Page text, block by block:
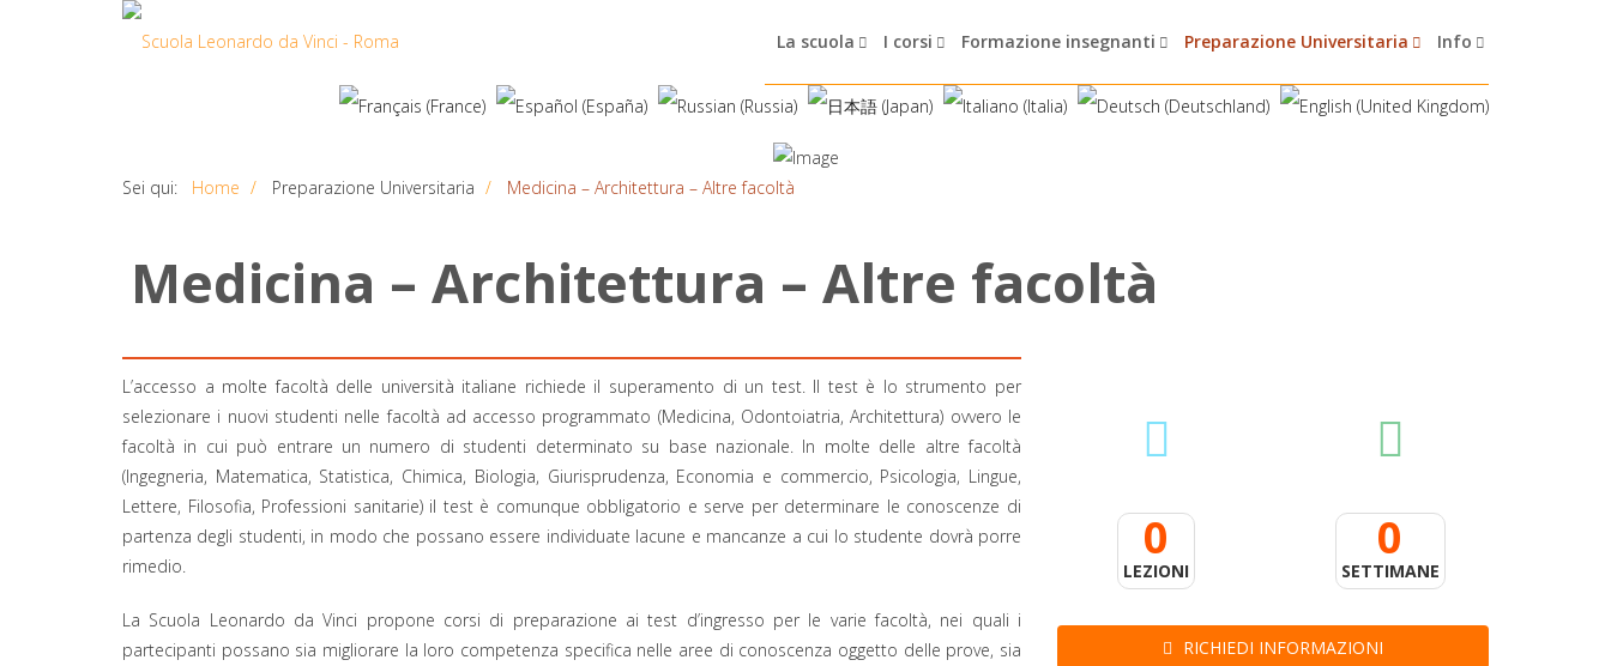
La scuola I corsi Formazione insegnanti Preparazione Universitaria Info
Sei qui: Home Preparazione Universitaria Medicina – Architettura – Altre facoltà
Medicina – Architettura – Altre facoltà
L’accesso a molte facoltà delle università italiane richiede il superamento di un test. Il test è lo strumento per
selezionare i nuovi studenti nelle facoltà ad accesso programmato (Medicina, Odontoiatria, Architettura) ovvero le
facoltà in cui può entrare un numero di studenti determinato su base nazionale. In molte delle altre facoltà
(Ingegneria, Matematica, Statistica, Chimica, Biologia, Giurisprudenza, Economia e commercio, Psicologia, Lingue,
Lettere, Filosofia, Professioni sanitarie) il test è comunque obbligatorio e serve per determinare le conoscenze di
partenza degli studenti, in modo che possano essere individuate lacune e mancanze a cui lo studente dovrà porre
rimedio.
La Scuola Leonardo da Vinci propone corsi di preparazione ai test d’ingresso per le varie facoltà, nei quali i
partecipanti possano sia migliorare la loro competenza specifica nelle aree di conoscenza oggetto delle prove, sia
0
LEZIONI
0
SETTIMANE
RICHIEDI INFORMAZIONI